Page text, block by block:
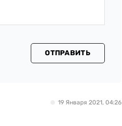
ОТПРАВИТЬ
19 Января 2021, 04:26